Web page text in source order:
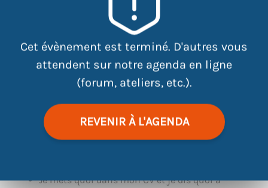
Cet évènement est terminé. D'autres vous
attendent sur notre agenda en ligne
(forum, ateliers, etc.).
REVENIR À L'AGENDA
Leaflet |©OpenStreetMapcontributors
Je mets quoi dans mon CV et je dis quoi à